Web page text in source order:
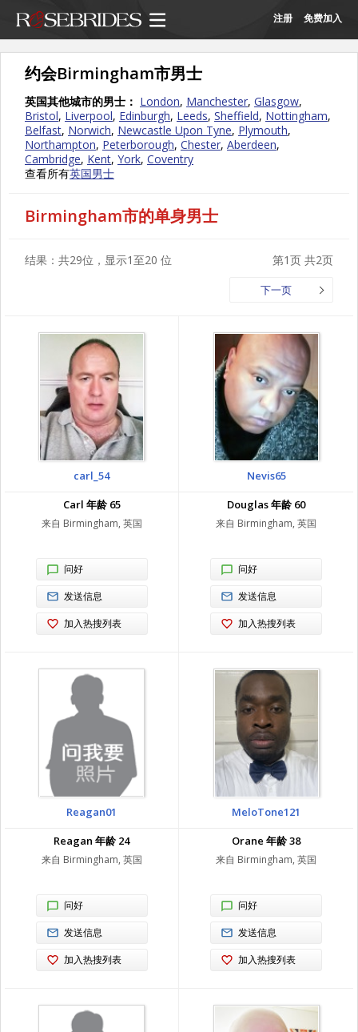
注册 免费加入
约会Birmingham市男士
英国其他城市的男士： London, Manchester, Glasgow,
Bristol, Liverpool, Edinburgh, Leeds, Sheffield, Nottingham,
Belfast, Norwich, Newcastle Upon Tyne, Plymouth,
Northampton, Peterborough, Chester, Aberdeen,
Cambridge, Kent, York, Coventry
查看所有英国男士
Birmingham市的单身男士
第1页 共2页
下一页
结果：共29位，显示1至20 位
carl_54
Carl 年龄 65
来自 Birmingham, 英国
问好
发送信息
加入热搜列表
Nevis65
Douglas 年龄 60
来自 Birmingham, 英国
问好
发送信息
加入热搜列表
Reagan01
Reagan 年龄 24
来自 Birmingham, 英国
问好
发送信息
加入热搜列表
MeloTone121
Orane 年龄 38
来自 Birmingham, 英国
问好
发送信息
加入热搜列表